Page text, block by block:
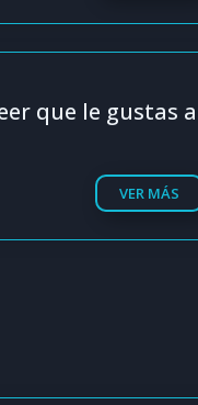
que le gustas a
VER MÁS